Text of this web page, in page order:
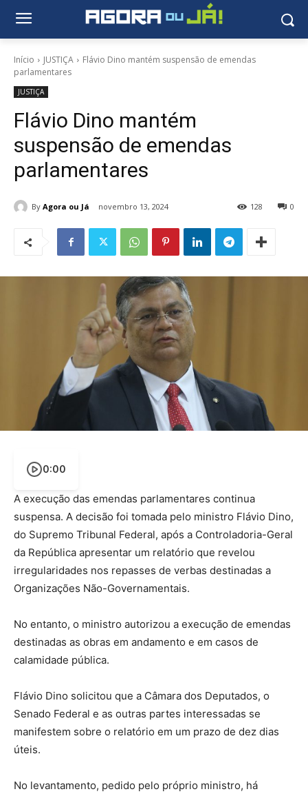
Início JUSTIÇA
Flávio Dino mantém suspensão de emendas
parlamentares
JUSTIÇA
Flávio Dino mantém
suspensão de emendas
parlamentares
By Agora ou Já novembro 13, 2024 0
128
0:00
A execução das emendas parlamentares continua
suspensa. A decisão foi tomada pelo ministro Flávio Dino,
do Supremo Tribunal Federal, após a Controladoria-Geral
da República apresentar um relatório que revelou
irregularidades nos repasses de verbas destinadas a
Organizações Não-Governamentais.
No entanto, o ministro autorizou a execução de emendas
destinadas as obras em andamento e em casos de
calamidade pública.
Flávio Dino solicitou que a Câmara dos Deputados, o
Senado Federal e as outras partes interessadas se
manifestem sobre o relatório em um prazo de dez dias
úteis.
No levantamento, pedido pelo próprio ministro, há